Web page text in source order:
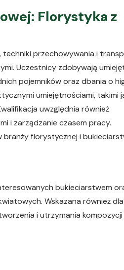
Florystyka z
techniki przechowywania i
Uczestnicy zdobywają
pojemników oraz dbania o
umiejętnościami, takimi
uwzględnia również
i zarządzanie czasem pracy.
branży florystycznej i
bukieciarstwem
Wskazana również
i utrzymania kompozycji